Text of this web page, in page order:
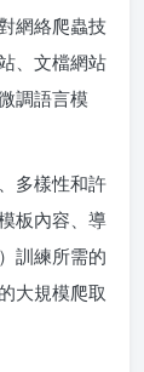
網絡爬蟲技
、文檔網站
調語言模
多樣性和許
板內容、導
訓練所需的
大規模爬取